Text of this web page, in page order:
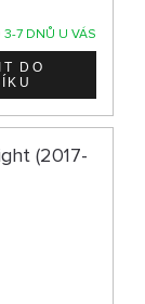
3-7 DNŮ U VÁS
(2017-